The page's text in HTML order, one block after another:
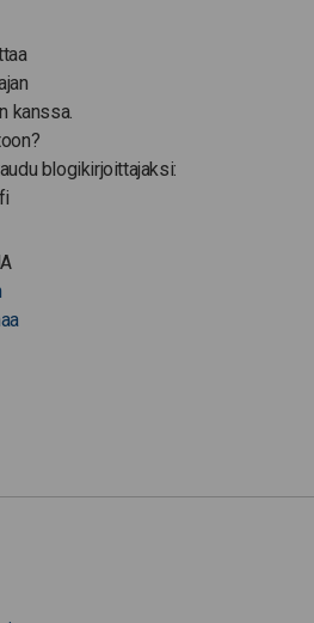
kanssa.
blogikirjoittajaksi: